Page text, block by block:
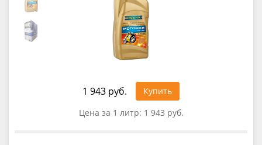
1 943 руб.
Купить
Цена за 1 литр: 1 943 руб.